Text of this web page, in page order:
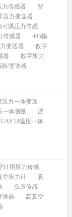
力传感器
智
压力变送器
可调压力传感
传感器
485输
变送器
数字
器
数字压力
/变送器
压力一体变送
一体测量
温
温压一体
计用压力传感
空压力计
真
负压传感
送器
高真空